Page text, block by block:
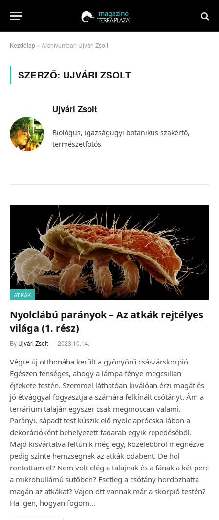
Kezdőlap » Archívumban Ujvári Zsolt
SZERZŐ: UJVÁRI ZSOLT
Ujvári Zsolt
Biológus, igazságügyi botanikus szakértő,
természetfotós
ATKÁK
Nyolclábú parányok – Az atkák rejtélyes
világa (1. rész)
By Ujvári Zsolt 2023.10.14.
Végre új otthonába került a gyönyörű császárskorpió.
Egészen fenséges, ahogy a lámpa fénye megcsillan
éjfekete testén. Szemmel láthatóan kiválóan érzi magát és
jó étvággyal fogyasztja a számára felkínált csótányt. Ám a
terrárium talaján egyszer csak megmoccan valami.
Parányi, sápadt test kúszik elő nyolc aprócska lábon a
dekorációként behelyezett fadarab egyik repedéséből.
Majd kisvártatva feltűnik még egy, közelebbről megnézve
pedig szinte hemzsegnek az atkák odabent. De hol
rontottam el? Nem volt elég a talajnak és a fának a két perc
a mikrohullámú sütőben? Esetleg a csótány hordozhatta
magán az atkákat? Vajon ott vannak már a skorpió testén?
Ha igen, hogyan fogom…